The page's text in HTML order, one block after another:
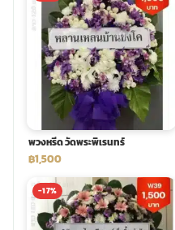
พวงหรีด วัดพระพิเรนทร์
฿1,500
-17%